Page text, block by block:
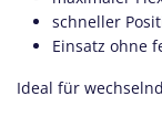
schneller
Einsatz ohne
Ideal für